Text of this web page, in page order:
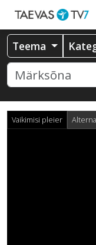
Teema
Vaikimisi pleier